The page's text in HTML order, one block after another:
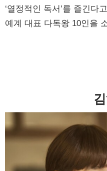
‘열정적인 독서’를 즐긴다
예계 대표 다독왕 10인을